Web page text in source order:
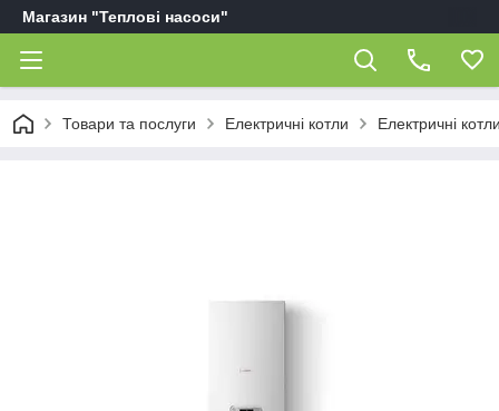
Магазин "Теплові насоси"
Товари та послуги Електричні котли Електричні